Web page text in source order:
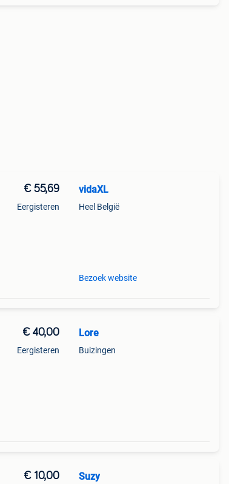
€ 55,69
Eergisteren
vidaXL
Heel België
Bezoek website
€ 40,00
Eergisteren
Lore
Buizingen
€ 10,00 Suzy